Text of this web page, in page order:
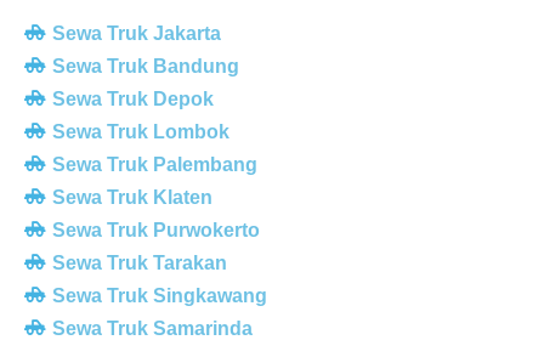
Sewa Truk Jakarta
Sewa Truk Bandung
Sewa Truk Depok
Sewa Truk Lombok
Sewa Truk Palembang
Sewa Truk Klaten
Sewa Truk Purwokerto
Sewa Truk Tarakan
Sewa Truk Singkawang
Sewa Truk Samarinda